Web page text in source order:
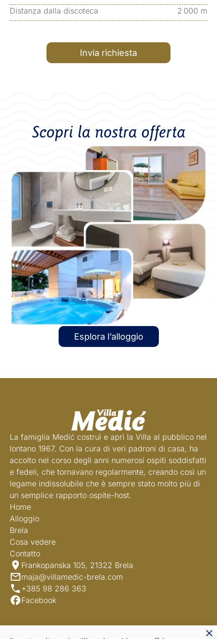
Distanza dalla discoteca
2 000 m
Invia richiesta
Scopri la nostra offerta
Esplora l’alloggio
La famiglia Medić costruì e aprì la Villa al pubblico nel
lontano 1967. Con la cura di veri padroni di casa, ha
accolto nel corso degli anni numerosi ospiti soddisfatti
e fedeli, che tornavano regolarmente, creando così un
legame indissolubile che è sempre stato molto più di
un semplice rapporto ospite-host.
Home
Alloggio
Brela
Cosa vedere
Contatto
Frankopanska 105, 21322 Brela
maja@villamedic-brela.com
+385 98 286 363
Facebook